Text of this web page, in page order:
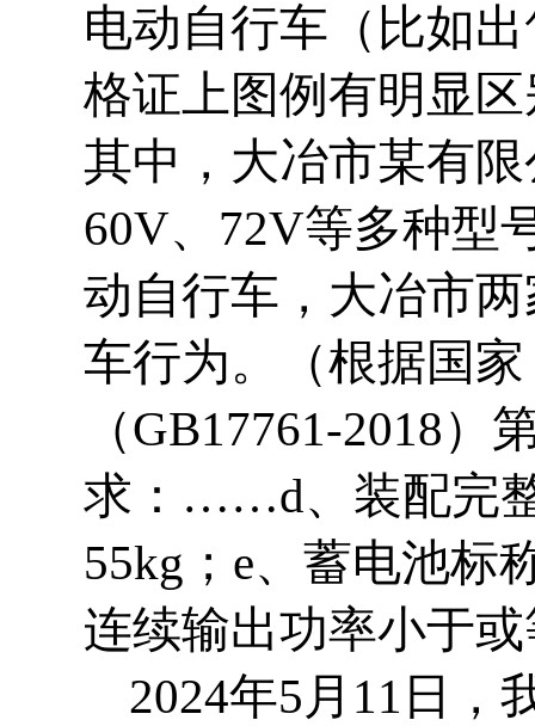
电动自行车（比如
格证上图例有明显
其中，大冶市某有
60V、72V等多种型
动自行车，大冶市
车行为。（根据国
（GB17761-2018
求：……d、装配完
55kg；e、蓄电池标
连续输出功率小于
2024年5月11日，